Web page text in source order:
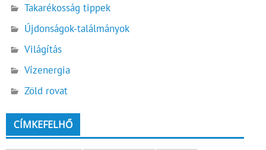
Takarékosság tippek
Újdonságok-találmányok
Világítás
Vízenergia
Zöld rovat
CÍMKEFELHŐ